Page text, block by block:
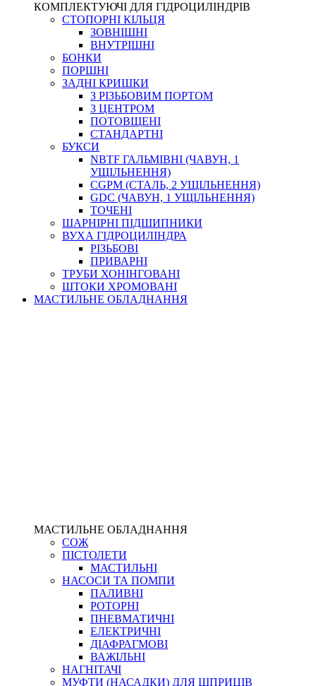
КОМПЛЕКТУЮЧІ ДЛЯ ГІДРОЦИЛІНДРІВ
СТОПОРНІ КІЛЬЦЯ
ЗОВНІШНІ
ВНУТРІШНІ
БОНКИ
ПОРШНІ
ЗАДНІ КРИШКИ
З РІЗЬБОВИМ ПОРТОМ
З ЦЕНТРОМ
ПОТОВЩЕНІ
СТАНДАРТНІ
БУКСИ
NBTF ГАЛЬМІВНІ (ЧАВУН, 1
УЩІЛЬНЕННЯ)
CGPM (СТАЛЬ, 2 УЩІЛЬНЕННЯ)
GDC (ЧАВУН, 1 УЩІЛЬНЕННЯ)
ТОЧЕНІ
ШАРНІРНІ ПІДШИПНИКИ
ВУХА ГІДРОЦИЛІНДРА
РІЗЬБОВІ
ПРИВАРНІ
ТРУБИ ХОНІНГОВАНІ
ШТОКИ ХРОМОВАНІ
МАСТИЛЬНЕ ОБЛАДНАННЯ
МАСТИЛЬНЕ ОБЛАДНАННЯ
СОЖ
ПІСТОЛЕТИ
МАСТИЛЬНІ
НАСОСИ ТА ПОМПИ
ПАЛИВНІ
РОТОРНІ
ПНЕВМАТИЧНІ
ЕЛЕКТРИЧНІ
ДІАФРАГМОВІ
ВАЖІЛЬНІ
НАГНІТАЧІ
МУФТИ (НАСАДКИ) ДЛЯ ШПРИЦІВ